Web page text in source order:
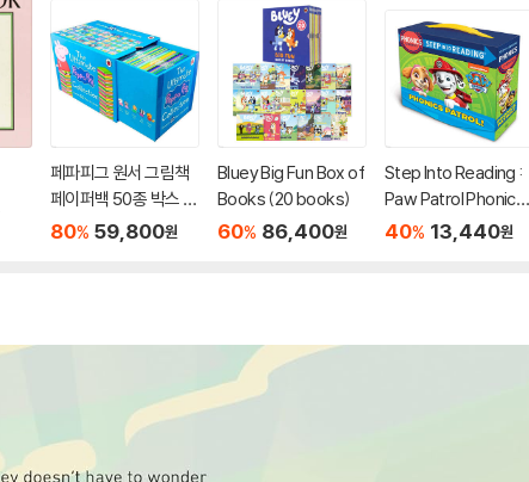
페파피그 원서 그림책
페이퍼백 50종 박스 세
트 (블루) The Ultima
80% 59,800원
Bluey Big Fun Box of
Books (20 books)
60% 86,400원
Step Into Reading :
Paw Patrol Phonics
Box Set
40% 13,440원